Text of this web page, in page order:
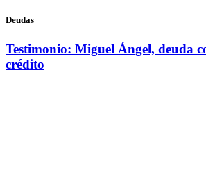
Deudas
Testimonio: Miguel Ángel, deuda
crédito